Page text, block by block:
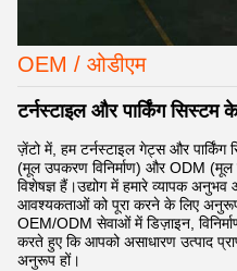
OEM / ओडीएम
टर्नस्टाइल और पार्किंग
ज़ेंटो में, हम टर्नस्टाइल गेट्स और पार्किंग
(मूल उपकरण विनिर्माण) और ODM (मूल
विशेषज्ञ हैं।उद्योग में हमारे व्यापक
आवश्यकताओं को पूरा करने के लिए अनुरूप
OEM/ODM सेवाओं में डिज़ाइन,
करते हुए कि आपको असाधारण उत्पाद
अनुरूप हों।